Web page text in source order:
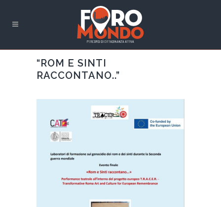
“ROM E SINTI
RACCONTANO..”